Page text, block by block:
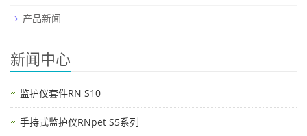
产品新闻
新闻中心
监护仪套件RN S10
手持式监护仪RNpet S5系列